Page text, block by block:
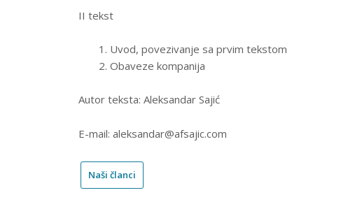
II tekst
Uvod, povezivanje sa prvim tekstom
Obaveze kompanija
Autor teksta: Aleksandar Sajić
E-mail: aleksandar@afsajic.com
Naši članci